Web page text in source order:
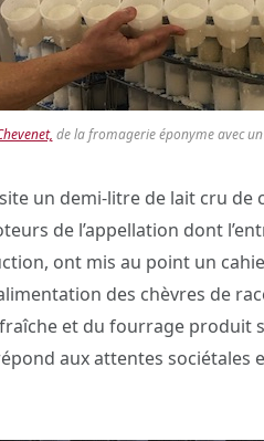
de la fromagerie éponyme avec
un demi-litre de lait cru de
de l’appellation dont
ont mis au point un
des chèvres de
et du fourrage produit
aux attentes sociétales